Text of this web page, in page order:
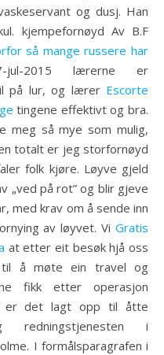
og dusj. Han
kjempefornøyd Av B.F
så mange russere har
2015 lærerne er
på lur, og lærer Escorte
tingene effektivt og bra.
meg så mye som mulig,
totalt er jeg storfornøyd
folk kjøre. Løyve gjeld
„ved på rot” og blir gjeve
med krav om å sende inn
av løyvet. Vi Gratis
at etter eit besøk hjå oss
å møte ein travel og
fikk etter operasjon
er det lagt opp til åtte
i
I formålsparagrafen i